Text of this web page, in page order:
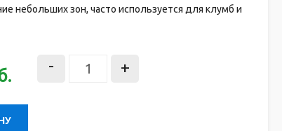
небольших зон, часто используется для клумб и
- +